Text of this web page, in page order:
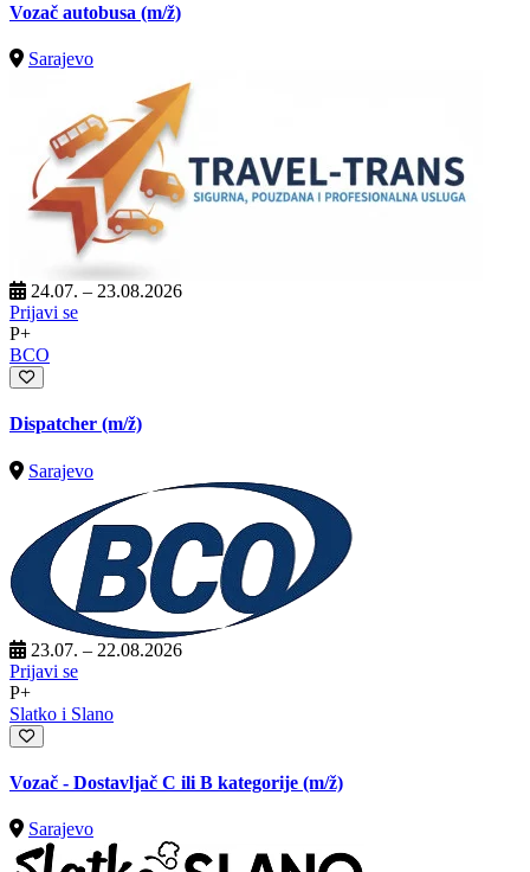
Vozač autobusa (m/ž)
Sarajevo
24.07. – 23.08.2026
Prijavi se
P+
BCO
Dispatcher (m/ž)
Sarajevo
23.07. – 22.08.2026
Prijavi se
P+
Slatko i Slano
Vozač - Dostavljač C ili B kategorije (m/ž)
Sarajevo